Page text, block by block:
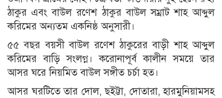
ঠাকুর এবং বাউল রণেশ ঠাকুর বাউল সম্রাট শাহ আব্দুল
করিমের অন্যতম একনিষ্ঠ অনুসারী।
৫৫ বছর বয়সী বাউল রণেশ ঠাকুরের বাড়ী শাহ আব্দুল
করিমের বাড়ি সংলগ্ন। করোনাপূর্ব কালীন সময়ে তার
আসর ঘরে নিয়মিত বাউল সঙ্গীত চর্চা হত।
আসর ঘরটিতে তার দোল, ছইট্টা, দোতারা, হারমুনিয়ামসহ